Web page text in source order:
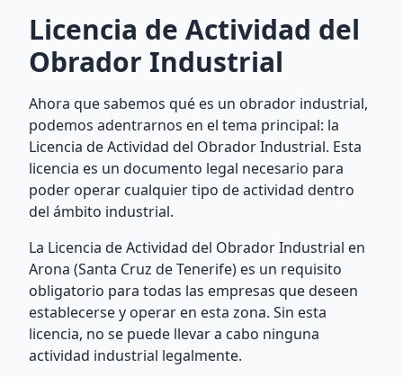
Licencia de Actividad del
Obrador Industrial
Ahora que sabemos qué es un obrador industrial,
podemos adentrarnos en el tema principal: la
Licencia de Actividad del Obrador Industrial. Esta
licencia es un documento legal necesario para
poder operar cualquier tipo de actividad dentro
del ámbito industrial.
La Licencia de Actividad del Obrador Industrial en
Arona (Santa Cruz de Tenerife) es un requisito
obligatorio para todas las empresas que deseen
establecerse y operar en esta zona. Sin esta
licencia, no se puede llevar a cabo ninguna
actividad industrial legalmente.